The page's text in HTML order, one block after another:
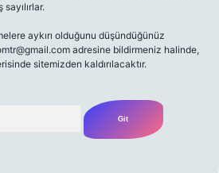
aykırı olduğunu düşündüğünüz
adresine bildirmeniz halinde,
sitemizden kaldırılacaktır.